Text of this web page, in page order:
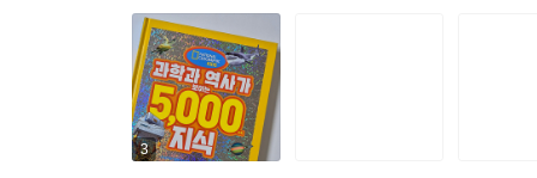
동물의 세계 34
재미있는 동물 36
동물의 분류 44
위험에 처한 동물 46
물에서 사는 동물 50
동물 친구들 60
과학 3-1 지구의 모습/ 3-2 동물의 생활, 지표의
우리 생활/ 5-2 생물과 환경, 날씨와 우리 생활/ 6-
사회 3-1 교통과 통신 수단의 변화/ 3-2 시대마다
3